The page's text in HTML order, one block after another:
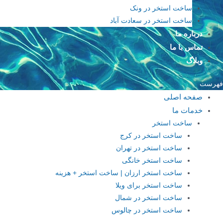
ساخت استخر در ونک
ساخت استخر در سعادت آباد
درباره ما
تماس با ما
وبلاگ
فهرست
صفحه اصلی
خدمات ما
ساخت استخر
ساخت استخر در کرج
ساخت استخر در تهران
ساخت استخر خانگی
ساخت استخر ارزان | ساخت استخر + هزینه
ساخت استخر برای ویلا
ساخت استخر در شمال
ساخت استخر در چالوس